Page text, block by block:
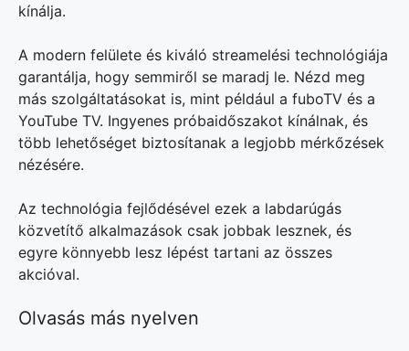
kínálja.
A modern felülete és kiváló streamelési technológiája
garantálja, hogy semmiről se maradj le. Nézd meg
más szolgáltatásokat is, mint például a fuboTV és a
YouTube TV. Ingyenes próbaidőszakot kínálnak, és
több lehetőséget biztosítanak a legjobb mérkőzések
nézésére.
Az technológia fejlődésével ezek a labdarúgás
közvetítő alkalmazások csak jobbak lesznek, és
egyre könnyebb lesz lépést tartani az összes
akcióval.
Olvasás más nyelven